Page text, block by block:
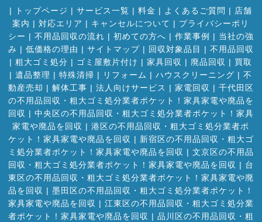
| トップページ | サービス一覧 | 料金 | よくあるご質問 | 店舗
案内 | 対応エリア | キャンセルについて | プライバシーポリ
シー | 不用品回収の流れ | 初めての方へ | 作業事例 | 当社の強
み | 低価格の理由 | サイトマップ| 回収対象品目 | 不用品回収
| 粗大ゴミ処分 | ゴミ屋敷片付け | 家具回収 | 廃品回収 | 買取
| 遺品整理 | 特殊清掃 | リフォーム | ハウスクリーニング | 不
動産売却 | 解体工事 | 法人向けサービス | 家電回収 | 千代田区
の不用品回収・粗大ゴミ処分業者ポケット！家具家電や廃品を
回収 | 中央区の不用品回収・粗大ゴミ処分業者ポケット！家具
家電や廃品を回収 | 港区の不用品回収・粗大ゴミ処分業者ポ
ケット！家具家電や廃品を回収 | 新宿区の不用品回収・粗大ゴ
ミ処分業者ポケット！家具家電や廃品を回収 | 文京区の不用品
回収・粗大ゴミ処分業者ポケット！家具家電や廃品を回収 | 台
東区の不用品回収・粗大ゴミ処分業者ポケット！家具家電や廃
品を回収 | 墨田区の不用品回収・粗大ゴミ処分業者ポケット！
家具家電や廃品を回収 | 江東区の不用品回収・粗大ゴミ処分業
者ポケット！家具家電や廃品を回収 | 品川区の不用品回収・粗